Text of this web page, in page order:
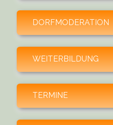
DORFMODERATION
WEITERBILDUNG
TERMINE